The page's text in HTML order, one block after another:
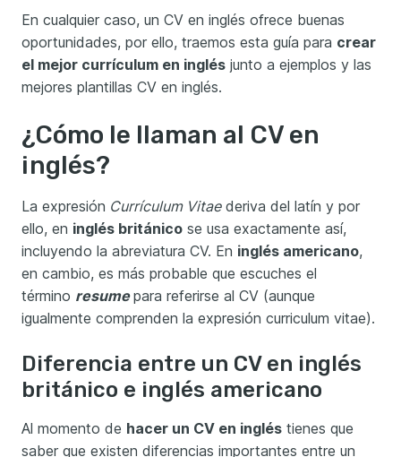
En cualquier caso, un CV en inglés ofrece buenas
oportunidades, por ello, traemos esta guía para crear
el mejor currículum en inglés junto a ejemplos y las
mejores plantillas CV en inglés.
¿Cómo le llaman al CV en
inglés?
La expresión Currículum Vitaederiva del latín y por
ello, en inglés británico se usa exactamente así,
incluyendo la abreviatura CV. En inglés americano,
en cambio, es más probable que escuches el
término resumepara referirse al CV (aunque
igualmente comprenden la expresión curriculum vitae).
Diferencia entre un CV en inglés
británico e inglés americano
Al momento de hacer un CV en inglés tienes que
saber que existen diferencias importantes entre un